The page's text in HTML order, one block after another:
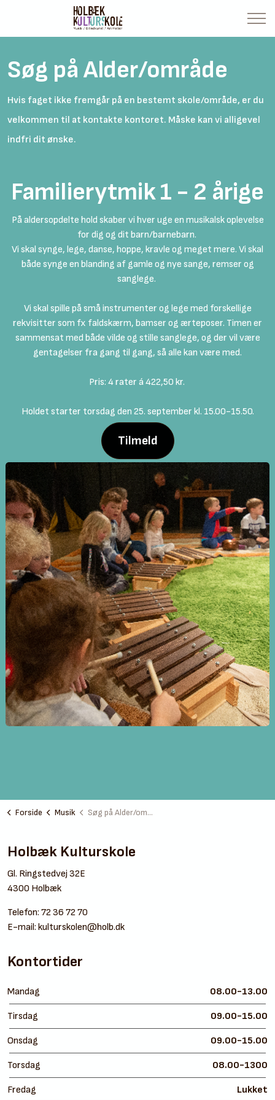
Søg på Alder/område
Hvis faget ikke fremgår på en bestemt skole/område, er du
velkommen til at kontakte kontoret. Måske kan vi alligevel
indfri dit ønske.
Familierytmik 1 - 2 årige
På aldersopdelte hold skaber vi hver uge en musikalsk oplevelse
for dig og dit barn/barnebarn.
Vi skal synge, lege, danse, hoppe, kravle og meget mere. Vi skal
både synge en blanding af gamle og nye sange, remser og
sanglege.
Vi skal spille på små instrumenter og lege med forskellige
rekvisitter som fx faldskærm, bamser og ærteposer. Timen er
sammensat med både vilde og stille sanglege, og der vil være
gentagelser fra gang til gang, så alle kan være med.
Pris: 4 rater á 422,50 kr.
Holdet starter torsdag den 25. september kl. 15.00-15.50.
Tilmeld
Forside Musik Søg på Alder/område
Holbæk Kulturskole
Gl. Ringstedvej 32E
4300 Holbæk
Telefon: 72 36 72 70
E-mail: kulturskolen@holb.dk
Kontortider
Mandag 08.00-13.00
Tirsdag 09.00-15.00
Onsdag 09.00-15.00
Torsdag 08.00-1300
Fredag Lukket